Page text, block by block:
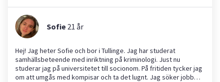
vara i stallet och rida, läsa eller vara med vänner. Jag är kreativ,
bra på problemlösning och mycket arbetsvillig. Jag ser fram
emot att hjälpa dig!
Sofie 21 år
Hej! Jag heter Sofie och bor i Tullinge. Jag har studerat
samhällsbeteende med inriktning på kriminologi. Just nu
studerar jag på universitetet till socionom. På fritiden tycker jag
om att umgås med kompisar och ta det lugnt. Jag söker jobb